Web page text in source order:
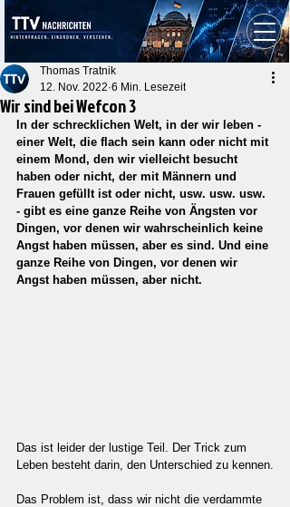
Wir sind bei Wefcon 3
Thomas Tratnik
12. Nov. 2022 6 Min. Lesezeit
In der schrecklichen Welt, in der wir leben -
einer Welt, die flach sein kann oder nicht mit
einem Mond, den wir vielleicht besucht
haben oder nicht, der mit Männern und
Frauen gefüllt ist oder nicht, usw. usw. usw.
- gibt es eine ganze Reihe von Ängsten vor
Dingen, vor denen wir wahrscheinlich keine
Angst haben müssen, aber es sind. Und eine
ganze Reihe von Dingen, vor denen wir
Angst haben müssen, aber nicht.
Das ist leider der lustige Teil. Der Trick zum
Leben besteht darin, den Unterschied zu kennen.
Das Problem ist, dass wir nicht die verdammte